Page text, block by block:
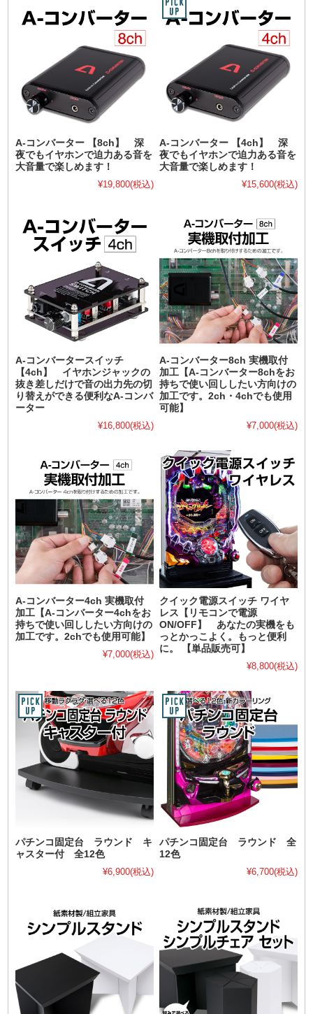
A-コンバーター 【8ch】 深
夜でもイヤホンで迫力ある音を
大音量で楽しめます！
¥19,800(税込)
A-コンバーター 【4ch】 深
夜でもイヤホンで迫力ある音を
大音量で楽しめます！
¥15,600(税込)
A-コンバータースイッチ
【4ch】 イヤホンジャックの
抜き差しだけで音の出力先の切
り替えができる便利なA-コンバ
ーター
¥16,800(税込)
A-コンバーター8ch 実機取付
加工【A-コンバーター8chをお
持ちで使い回ししたい方向けの
加工です。2ch・4chでも使用
可能】
¥7,000(税込)
A-コンバーター4ch 実機取付
加工【A-コンバーター4chをお
持ちで使い回ししたい方向けの
加工です。2chでも使用可能】
¥7,000(税込)
クイック電源スイッチ ワイヤ
レス【リモコンで電源
ON/OFF】 あなたの実機をも
っとかっこよく。もっと便利
に。 【単品販売可】
¥8,800(税込)
パチンコ固定台 ラウンド キ
ャスター付 全12色
¥6,900(税込)
パチンコ固定台 ラウンド 全
12色
¥6,700(税込)